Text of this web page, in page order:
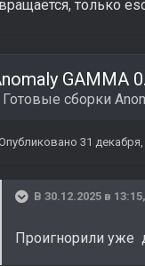
только
GAMMA
Готовые сборки
31
В 30.12.2025 в 13:15,
Проигнорили уже